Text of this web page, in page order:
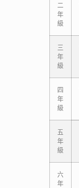
二
年
級
三
年
級
四
年
級
五
年
級
六
年